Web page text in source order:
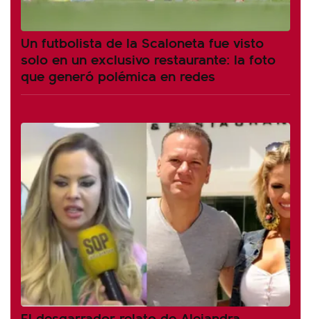
Un futbolista de la Scaloneta fue visto
solo en un exclusivo restaurante: la foto
que generó polémica en redes